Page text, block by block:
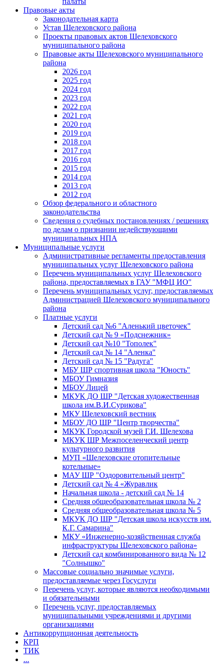
Правовые акты
Законодательная карта
Устав Шелеховского района
Проекты правовых актов Шелеховского
муниципального района
Правовые акты Шелеховского муниципального
района
2026 год
2025 год
2024 год
2023 год
2022 год
2021 год
2020 год
2019 год
2018 год
2017 год
2016 год
2015 год
2014 год
2013 год
2012 год
Обзор федерального и областного
законодательства
Сведения о судебных постановлениях / решениях
по делам о признании недействующими
муниципальных НПА
Муниципальные услуги
Административные регламенты предоставления
муниципальных услуг Шелеховского района
Перечень муниципальных услуг Шелеховского
района, предоставляемых в ГАУ "МФЦ ИО"
Перечень муниципальных услуг, предоставляемых
Администрацией Шелеховского муниципального
района
Платные услуги
Детский сад №6 "Аленький цветочек"
Детский сад № 9 «Подснежник»
Детский сад №10 "Тополек"
Детский сад № 14 "Аленка"
Детский сад № 15 "Радуга"
МБУ ШР спортивная школа "Юность"
МБОУ Гимназия
МБОУ Лицей
МКУК ДО ШР "Детская художественная
школа им.В.И.Сурикова"
МКУ Шелеховский вестник
МБОУ ДО ШР "Центр творчества"
МКУК Городской музей Г.И. Шелехова
МКУК ШР Межпоселенческий центр
культурного развития
МУП «Шелеховские отопительные
котельные»
МАУ ШР "Оздоровительный центр"
Детский сад № 4 «Журавлик
Начальная школа - детский сад № 14
Средняя общеобразовательная школа № 2
Средняя общеобразовательная школа № 5
МКУК ДО ШР "Детская школа искусств им.
К.Г. Самарина"
МКУ «Инженерно-хозяйственная служба
инфраструктуры Шелеховского района»
Детский сад комбинированного вида № 12
"Солнышко"
Массовые социально значимые услуги,
предоставляемые через Госуслуги
Перечень услуг, которые являются необходимыми
и обязательными
Перечень услуг, предоставляемых
муниципальными учреждениями и другими
организациями
Антикоррупционная деятельность
КРП
ТИК
...